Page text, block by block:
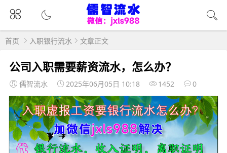
首页 入职银行流水 文章正文
公司入职需要薪资流水，怎么办？
儒智流水 2025年06月05日 10:18 1452 0